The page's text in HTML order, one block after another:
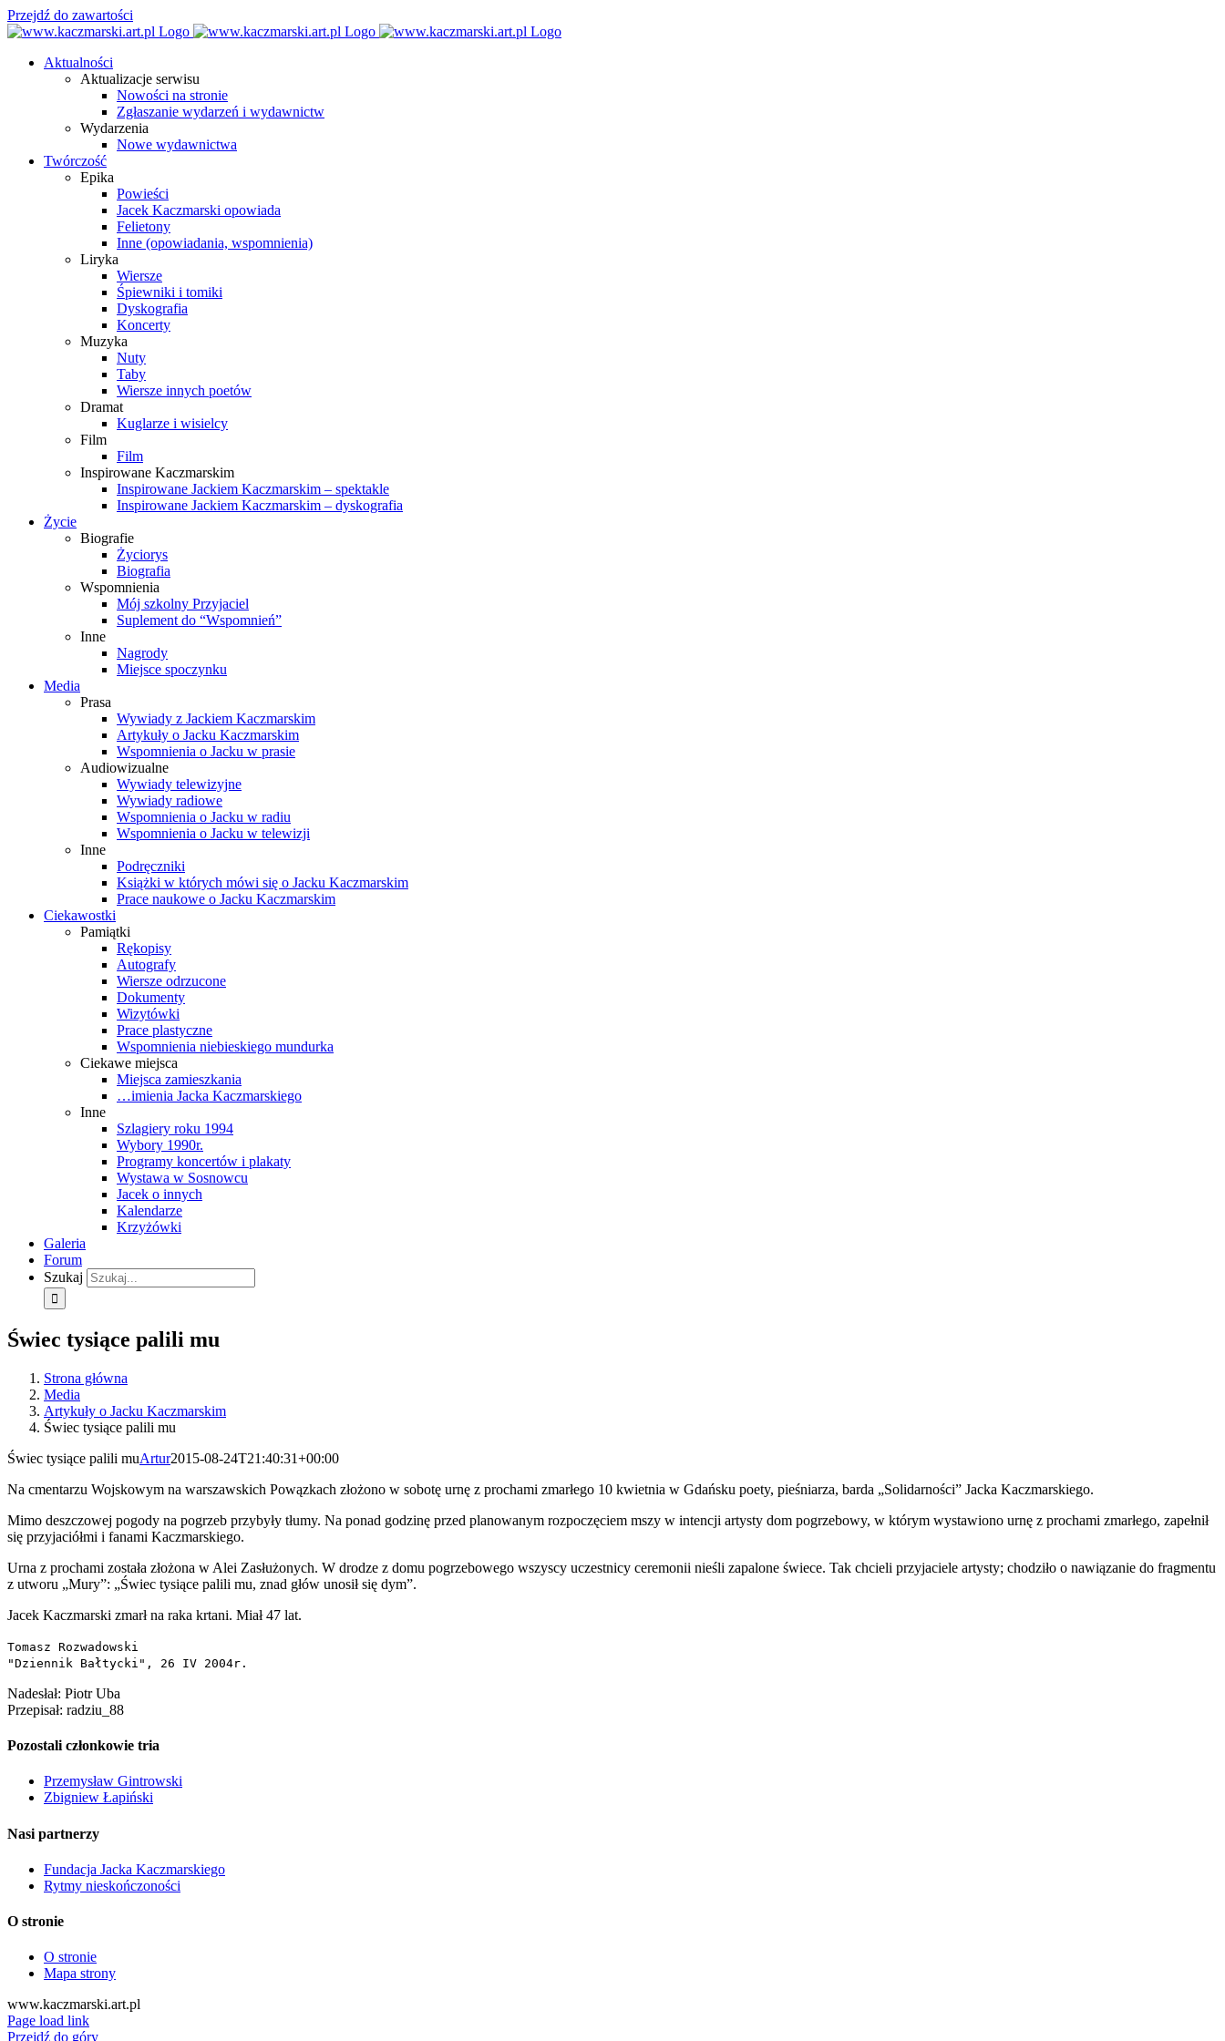
Przejdź do zawartości
Aktualności
Aktualizacje serwisu
Nowości na stronie
Zgłaszanie wydarzeń i wydawnictw
Wydarzenia
Nowe wydawnictwa
Twórczość
Epika
Powieści
Jacek Kaczmarski opowiada
Felietony
Inne (opowiadania, wspomnienia)
Liryka
Wiersze
Śpiewniki i tomiki
Dyskografia
Koncerty
Muzyka
Nuty
Taby
Wiersze innych poetów
Dramat
Kuglarze i wisielcy
Film
Film
Inspirowane Kaczmarskim
Inspirowane Jackiem Kaczmarskim – spektakle
Inspirowane Jackiem Kaczmarskim – dyskografia
Życie
Biografie
Życiorys
Biografia
Wspomnienia
Mój szkolny Przyjaciel
Suplement do “Wspomnień”
Inne
Nagrody
Miejsce spoczynku
Media
Prasa
Wywiady z Jackiem Kaczmarskim
Artykuły o Jacku Kaczmarskim
Wspomnienia o Jacku w prasie
Audiowizualne
Wywiady telewizyjne
Wywiady radiowe
Wspomnienia o Jacku w radiu
Wspomnienia o Jacku w telewizji
Inne
Podręczniki
Książki w których mówi się o Jacku Kaczmarskim
Prace naukowe o Jacku Kaczmarskim
Ciekawostki
Pamiątki
Rękopisy
Autografy
Wiersze odrzucone
Dokumenty
Wizytówki
Prace plastyczne
Wspomnienia niebieskiego mundurka
Ciekawe miejsca
Miejsca zamieszkania
…imienia Jacka Kaczmarskiego
Inne
Szlagiery roku 1994
Wybory 1990r.
Programy koncertów i plakaty
Wystawa w Sosnowcu
Jacek o innych
Kalendarze
Krzyżówki
Galeria
Forum
Szukaj
Świec tysiące palili mu
Strona główna
Media
Artykuły o Jacku Kaczmarskim
Świec tysiące palili mu
Świec tysiące palili muArtur2015-08-24T21:40:31+00:00
Na cmentarzu Wojskowym na warszawskich Powązkach złożono w sobotę urnę z prochami zmarłego 10 kwietnia w Gdańsku poety, pieśniarza, barda „Solidarności” Jacka Kaczmarskiego.
Mimo deszczowej pogody na pogrzeb przybyły tłumy. Na ponad godzinę przed planowanym rozpoczęciem mszy w intencji artysty dom pogrzebowy, w którym wystawiono urnę z prochami zmarłego, zapełnił
się przyjaciółmi i fanami Kaczmarskiego.
Urna z prochami została złożona w Alei Zasłużonych. W drodze z domu pogrzebowego wszyscy uczestnicy ceremonii nieśli zapalone świece. Tak chcieli przyjaciele artysty; chodziło o nawiązanie do fragmentu
z utworu „Mury”: „Świec tysiące palili mu, znad głów unosił się dym”.
Jacek Kaczmarski zmarł na raka krtani. Miał 47 lat.
Tomasz Rozwadowski
"Dziennik Bałtycki", 26 IV 2004r.
Nadesłał: Piotr Uba
Przepisał: radziu_88
Pozostali członkowie tria
Przemysław Gintrowski
Zbigniew Łapiński
Nasi partnerzy
Fundacja Jacka Kaczmarskiego
Rytmy nieskończoności
O stronie
O stronie
Mapa strony
www.kaczmarski.art.pl
Page load link
Przejdź do góry